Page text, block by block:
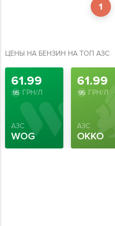
1
ЦЕНЫ НА БЕНЗИН НА ТОП АЗС
61.99
95 ГРН/Л
АЗС
WOG
61.99
95 ГРН/Л
АЗС
OKKO